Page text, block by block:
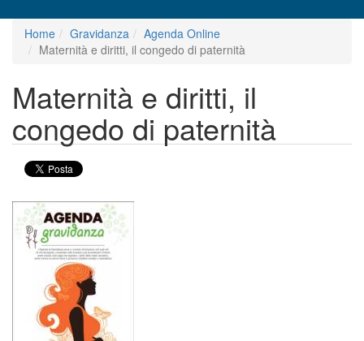
Home Gravidanza
Agenda Online
Maternità e diritti, il congedo di paternità
Maternità e diritti, il
congedo di paternità